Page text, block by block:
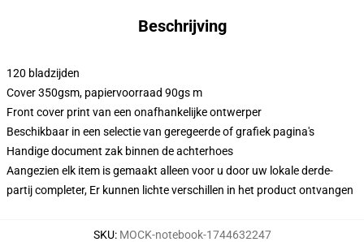
Beschrijving
120 bladzijden
Cover 350gsm, papiervoorraad 90gs m
Front cover print van een onafhankelijke ontwerper
Beschikbaar in een selectie van geregeerde of grafiek pagina's
Handige document zak binnen de achterhoes
Aangezien elk item is gemaakt alleen voor u door uw lokale derde-
partij completer, Er kunnen lichte verschillen in het product ontvangen
SKU: MOCK-notebook-1744632247